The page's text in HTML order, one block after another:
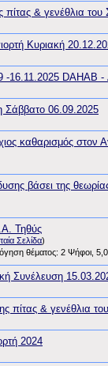
& γενέθλια του
Κυριακή
-16.11.2025 DAHAB -
Σάββατο 06.09.2025
καθαρισμός στον
βάσει της
Τηθύς
Σελίδα)
Συνέλευση
πίτας & γενέθλια
2024